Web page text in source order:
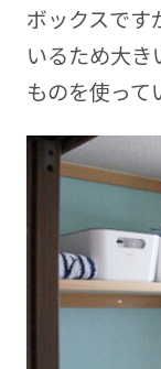
ボックスです
いるため大き
ものを使って